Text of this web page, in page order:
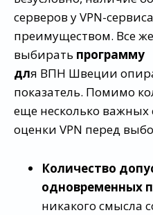
серверов у VPN-
преимуществом. Все
выбирать программу
для ВПН Швеции
показатель. Помимо
еще несколько
оценки VPN перед
Количество
одновременных
никакого смысла